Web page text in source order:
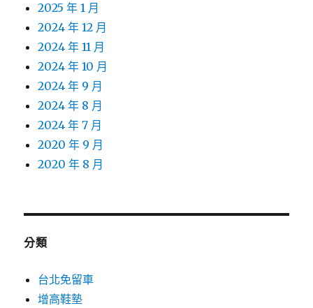
2025 年 1 月
2024 年 12 月
2024 年 11 月
2024 年 10 月
2024 年 9 月
2024 年 8 月
2024 年 7 月
2020 年 9 月
2020 年 8 月
分類
台北免留車
增高鞋墊